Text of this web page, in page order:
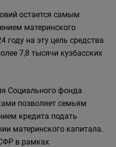
остается самым
материнского
году на эту цель средства
7,8 тысячи кузбасских
Социального фонда
позволяет семьям
кредита подать
материнского капитала.
в рамках